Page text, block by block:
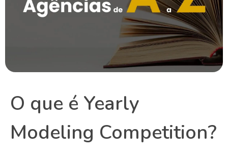
O que é Yearly
Modeling Competition?